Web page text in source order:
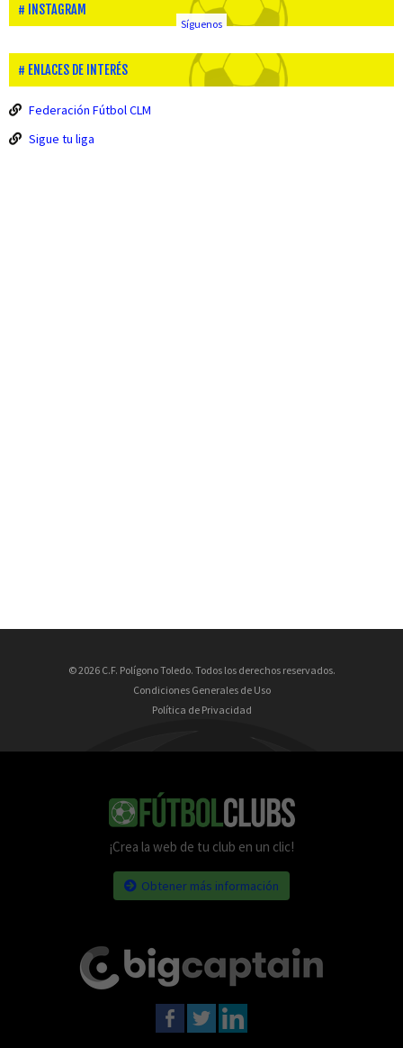
INSTAGRAM
Síguenos
ENLACES DE INTERÉS
Federación Fútbol CLM
Sigue tu liga
© 2026 C.F. Polígono Toledo. Todos los derechos reservados.
Condiciones Generales de Uso
Política de Privacidad
¡Crea la web de tu club en un clic!
Obtener más información